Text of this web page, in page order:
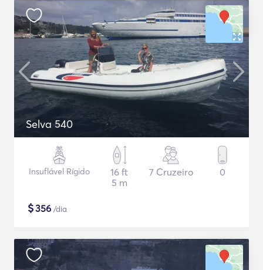
Selva 540
Insuflável Rígido
16 ft
5 m
7 Cruzeiro 0
$356 /dia